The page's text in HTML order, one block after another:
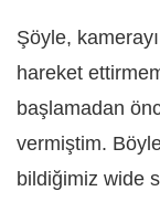
Şöyle,
hareket
başlamadan
vermiştim.
bildiğimiz wide